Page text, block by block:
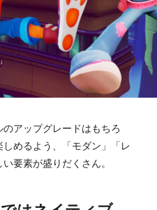
アップグレードはもちろ
めるよう、「モダン」「レ
要素が盛りだくさん。